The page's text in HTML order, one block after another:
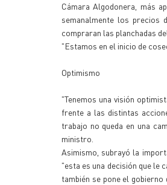
Cámara Algodonera, más
semanalmente los
compraran las planchadas
"Estamos en el inicio de
Optimismo
"Tenemos una visión
frente a las distintas
trabajo no queda en una
ministro.
Asimismo, subrayó la
"esta es una decisión que le
también se pone el